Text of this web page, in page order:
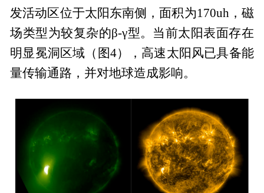
发活动区位于太阳东南侧，面积为170uh，磁
场类型为较复杂的β-γ型。当前太阳表面存在
明显冕洞区域（图4），高速太阳风已具备能
量传输通路，并对地球造成影响。